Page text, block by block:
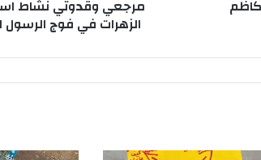
الأعظم(ص)مرجعي وقدوتي نشاط
الزهرات في فوج